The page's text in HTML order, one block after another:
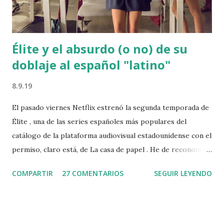
cuestión de fondo, cómo no, se debe a la pretensión
contemporánea de querer hacer política de
acontecimientos acaecidos h...
Élite y el absurdo (o no) de su
doblaje al español "latino"
8.9.19
El pasado viernes Netflix estrenó la segunda temporada de
Élite , una de las series españoles más populares del
catálogo de la plataforma audiovisual estadounidense con el
permiso, claro está, de La casa de papel . He de reconocer
vus con respecto a otras producciones abundan, Élite me
COMPARTIR 27 COMENTARIOS SEGUIR LEYENDO